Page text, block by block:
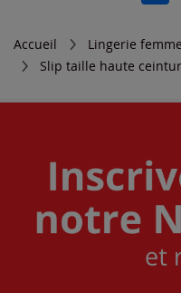
Accueil Lingerie femme
Slip taille haute